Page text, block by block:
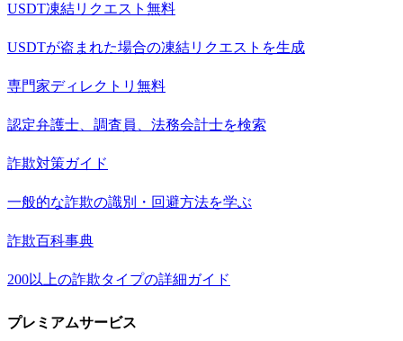
USDT凍結リクエスト 無料
USDTが盗まれた場合の凍結リクエストを生成
専門家ディレクトリ 無料
認定弁護士、調査員、法務会計士を検索
詐欺対策ガイド
一般的な詐欺の識別・回避方法を学ぶ
詐欺百科事典
200以上の詐欺タイプの詳細ガイド
プレミアムサービス